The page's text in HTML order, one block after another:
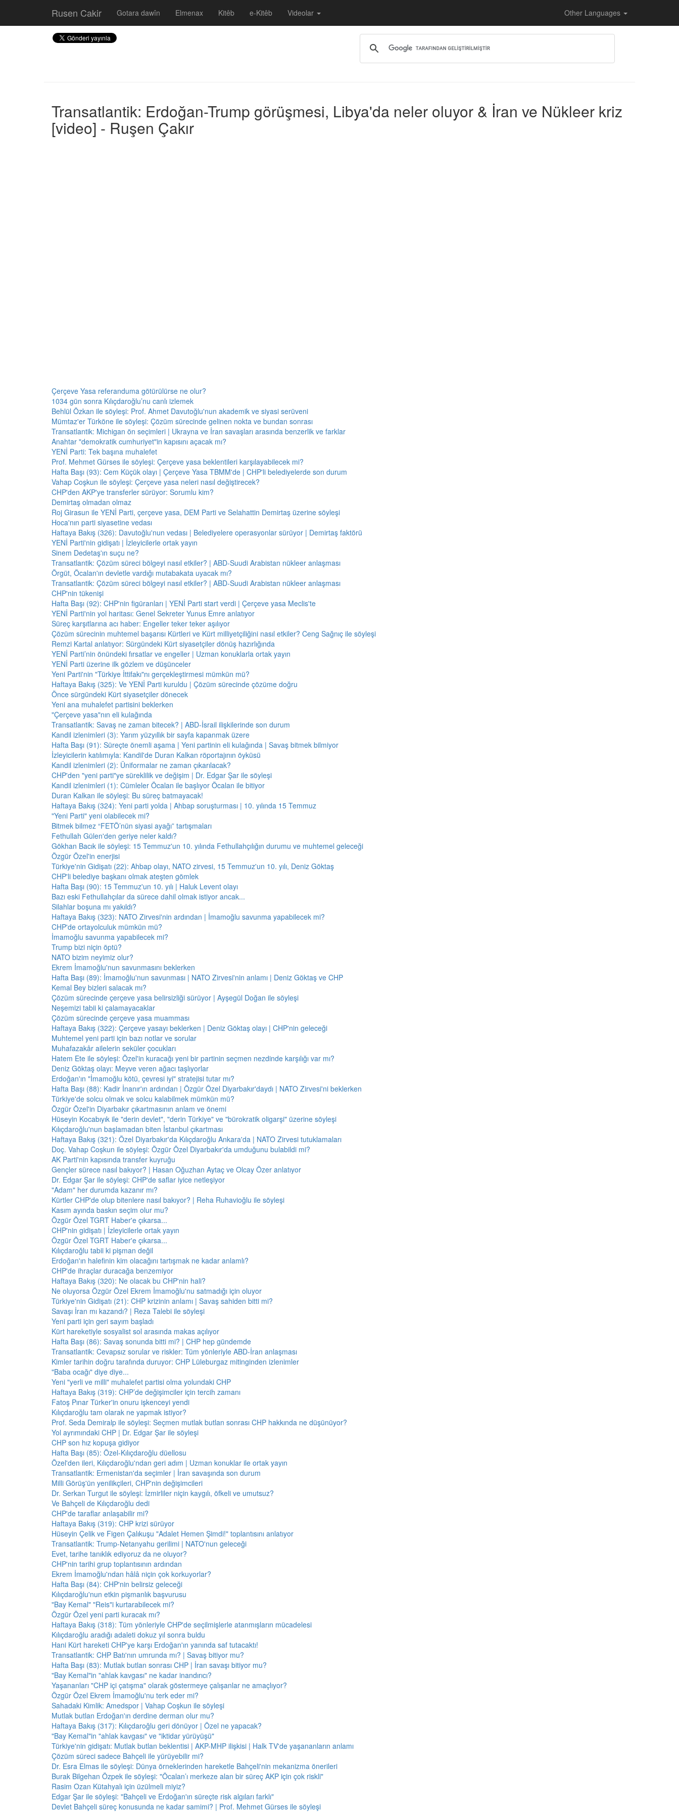
Rusen Cakir Gotara dawîn Elmenax Kitêb e-Kitêb Videolar Other Languages
Transatlantik: Erdoğan-Trump görüşmesi, Libya'da neler oluyor & İran ve Nükleer kriz
[video] - Ruşen Çakır
Çerçeve Yasa referanduma götürülürse ne olur?
1034 gün sonra Kılıçdaroğlu’nu canlı izlemek
Behlül Özkan ile söyleşi: Prof. Ahmet Davutoğlu'nun akademik ve siyasi serüveni
Mümtaz'er Türköne ile söyleşi: Çözüm sürecinde gelinen nokta ve bundan sonrası
Transatlantik: Michigan ön seçimleri | Ukrayna ve İran savaşları arasında benzerlik ve farklar
Anahtar "demokratik cumhuriyet"in kapısını açacak mı?
YENİ Parti: Tek başına muhalefet
Prof. Mehmet Gürses ile söyleşi: Çerçeve yasa beklentileri karşılayabilecek mi?
Hafta Başı (93): Cem Küçük olayı | Çerçeve Yasa TBMM'de | CHP'li belediyelerde son durum
Vahap Coşkun ile söyleşi: Çerçeve yasa neleri nasıl değiştirecek?
CHP'den AKP'ye transferler sürüyor: Sorumlu kim?
Demirtaş olmadan olmaz
Roj Girasun ile YENİ Parti, çerçeve yasa, DEM Parti ve Selahattin Demirtaş üzerine söyleşi
Hoca'nın parti siyasetine vedası
Haftaya Bakış (326): Davutoğlu'nun vedası | Belediyelere operasyonlar sürüyor | Demirtaş faktörü
YENİ Parti'nin gidişatı | İzleyicilerle ortak yayın
Sinem Dedetaş'ın suçu ne?
Transatlantik: Çözüm süreci bölgeyi nasıl etkiler? | ABD-Suudi Arabistan nükleer anlaşması
Örgüt, Öcalan'ın devletle vardığı mutabakata uyacak mı?
Transatlantik: Çözüm süreci bölgeyi nasıl etkiler? | ABD-Suudi Arabistan nükleer anlaşması
CHP'nin tükenişi
Hafta Başı (92): CHP'nin figüranları | YENİ Parti start verdi | Çerçeve yasa Meclis'te
YENİ Parti'nin yol haritası: Genel Sekreter Yunus Emre anlatıyor
Süreç karşıtlarına acı haber: Engeller teker teker aşılıyor
Çözüm sürecinin muhtemel başarısı Kürtleri ve Kürt milliyetçiliğini nasıl etkiler? Ceng Sağnıç ile söyleşi
Remzi Kartal anlatıyor: Sürgündeki Kürt siyasetçiler dönüş hazırlığında
YENİ Parti’nin önündeki fırsatlar ve engeller | Uzman konuklarla ortak yayın
YENİ Parti üzerine ilk gözlem ve düşünceler
Yeni Parti'nin "Türkiye İttifakı"nı gerçekleştirmesi mümkün mü?
Haftaya Bakış (325): Ve YENİ Parti kuruldu | Çözüm sürecinde çözüme doğru
Önce sürgündeki Kürt siyasetçiler dönecek
Yeni ana muhalefet partisini beklerken
"Çerçeve yasa"nın eli kulağında
Transatlantik: Savaş ne zaman bitecek? | ABD-İsrail ilişkilerinde son durum
Kandil izlenimleri (3): Yarım yüzyıllık bir sayfa kapanmak üzere
Hafta Başı (91): Süreçte önemli aşama | Yeni partinin eli kulağında | Savaş bitmek bilmiyor
İzleyicilerin katılımıyla: Kandil'de Duran Kalkan röportajının öyküsü
Kandil izlenimleri (2): Üniformalar ne zaman çıkarılacak?
CHP'den "yeni parti"ye süreklilik ve değişim | Dr. Edgar Şar ile söyleşi
Kandil izlenimleri (1): Cümleler Öcalan ile başlıyor Öcalan ile bitiyor
Duran Kalkan ile söyleşi: Bu süreç batmayacak!
Haftaya Bakış (324): Yeni parti yolda | Ahbap soruşturması | 10. yılında 15 Temmuz
"Yeni Parti" yeni olabilecek mi?
Bitmek bilmez “FETÖ’nün siyasi ayağı” tartışmaları
Fethullah Gülen'den geriye neler kaldı?
Gökhan Bacık ile söyleşi: 15 Temmuz'un 10. yılında Fethullahçılığın durumu ve muhtemel geleceği
Özgür Özel'in enerjisi
Türkiye'nin Gidişatı (22): Ahbap olayı, NATO zirvesi, 15 Temmuz'un 10. yılı, Deniz Göktaş
CHP'li belediye başkanı olmak ateşten gömlek
Hafta Başı (90): 15 Temmuz'un 10. yılı | Haluk Levent olayı
Bazı eski Fethullahçılar da sürece dahil olmak istiyor ancak...
Silahlar boşuna mı yakıldı?
Haftaya Bakış (323): NATO Zirvesi'nin ardından | İmamoğlu savunma yapabilecek mi?
CHP'de ortayolculuk mümkün mü?
İmamoğlu savunma yapabilecek mi?
Trump bizi niçin öptü?
NATO bizim neyimiz olur?
Ekrem İmamoğlu'nun savunmasını beklerken
Hafta Başı (89): İmamoğlu'nun savunması | NATO Zirvesi'nin anlamı | Deniz Göktaş ve CHP
Kemal Bey bizleri salacak mı?
Çözüm sürecinde çerçeve yasa belirsizliği sürüyor | Ayşegül Doğan ile söyleşi
Neşemizi tabii ki çalamayacaklar
Çözüm sürecinde çerçeve yasa muamması
Haftaya Bakış (322): Çerçeve yasayı beklerken | Deniz Göktaş olayı | CHP'nin geleceği
Muhtemel yeni parti için bazı notlar ve sorular
Muhafazakâr ailelerin seküler çocukları
Hatem Ete ile söyleşi: Özel'in kuracağı yeni bir partinin seçmen nezdinde karşılığı var mı?
Deniz Göktaş olayı: Meyve veren ağacı taşlıyorlar
Erdoğan'ın "İmamoğlu kötü, çevresi iyi" stratejisi tutar mı?
Hafta Başı (88): Kadir İnanır'ın ardından | Özgür Özel Diyarbakır'daydı | NATO Zirvesi'ni beklerken
Türkiye'de solcu olmak ve solcu kalabilmek mümkün mü?
Özgür Özel'in Diyarbakır çıkartmasının anlam ve önemi
Hüseyin Kocabıyık ile "derin devlet", "derin Türkiye" ve "bürokratik oligarşi" üzerine söyleşi
Kılıçdaroğlu'nun başlamadan biten İstanbul çıkartması
Haftaya Bakış (321): Özel Diyarbakır'da Kılıçdaroğlu Ankara'da | NATO Zirvesi tutuklamaları
Doç. Vahap Coşkun ile söyleşi: Özgür Özel Diyarbakır'da umduğunu bulabildi mi?
AK Parti'nin kapısında transfer kuyruğu
Gençler sürece nasıl bakıyor? | Hasan Oğuzhan Aytaç ve Olcay Özer anlatıyor
Dr. Edgar Şar ile söyleşi: CHP'de saflar iyice netleşiyor
"Adam" her durumda kazanır mı?
Kürtler CHP'de olup bitenlere nasıl bakıyor? | Reha Ruhavioğlu ile söyleşi
Kasım ayında baskın seçim olur mu?
Özgür Özel TGRT Haber'e çıkarsa...
CHP'nin gidişatı | İzleyicilerle ortak yayın
Özgür Özel TGRT Haber'e çıkarsa...
Kılıçdaroğlu tabii ki pişman değil
Erdoğan'ın halefinin kim olacağını tartışmak ne kadar anlamlı?
CHP'de ihraçlar duracağa benzemiyor
Haftaya Bakış (320): Ne olacak bu CHP'nin hali?
Ne oluyorsa Özgür Özel Ekrem İmamoğlu'nu satmadığı için oluyor
Türkiye'nin Gidişatı (21): CHP krizinin anlamı | Savaş sahiden bitti mi?
Savaşı İran mı kazandı? | Reza Talebi ile söyleşi
Yeni parti için geri sayım başladı
Kürt hareketiyle sosyalist sol arasında makas açılıyor
Hafta Başı (86): Savaş sonunda bitti mi? | CHP hep gündemde
Transatlantik: Cevapsız sorular ve riskler: Tüm yönleriyle ABD-İran anlaşması
Kimler tarihin doğru tarafında duruyor: CHP Lüleburgaz mitinginden izlenimler
"Baba ocağı" diye diye...
Yeni "yerli ve milli" muhalefet partisi olma yolundaki CHP
Haftaya Bakış (319): CHP’de değişimciler için tercih zamanı
Fatoş Pınar Türker'in onuru işkenceyi yendi
Kılıçdaroğlu tam olarak ne yapmak istiyor?
Prof. Seda Demiralp ile söyleşi: Seçmen mutlak butlan sonrası CHP hakkında ne düşünüyor?
Yol ayrımındaki CHP | Dr. Edgar Şar ile söyleşi
CHP son hız kopuşa gidiyor
Hafta Başı (85): Özel-Kılıçdaroğlu düellosu
Özel'den ileri, Kılıçdaroğlu'ndan geri adım | Uzman konuklar ile ortak yayın
Transatlantik: Ermenistan'da seçimler | İran savaşında son durum
Milli Görüş'ün yenilikçileri, CHP'nin değişimcileri
Dr. Serkan Turgut ile söyleşi: İzmirliler niçin kaygılı, öfkeli ve umutsuz?
Ve Bahçeli de Kılıçdaroğlu dedi
CHP'de taraflar anlaşabilir mi?
Haftaya Bakış (319): CHP krizi sürüyor
Hüseyin Çelik ve Figen Çalıkuşu "Adalet Hemen Şimdi!" toplantısını anlatıyor
Transatlantik: Trump-Netanyahu gerilimi | NATO'nun geleceği
Evet, tarihe tanıklık ediyoruz da ne oluyor?
CHP'nin tarihi grup toplantısının ardından
Ekrem İmamoğlu'ndan hâlâ niçin çok korkuyorlar?
Hafta Başı (84): CHP'nin belirsiz geleceği
Kılıçdaroğlu'nun etkin pişmanlık başvurusu
"Bay Kemal" "Reis"i kurtarabilecek mi?
Özgür Özel yeni parti kuracak mı?
Haftaya Bakış (318): Tüm yönleriyle CHP'de seçilmişlerle atanmışların mücadelesi
Kılıçdaroğlu aradığı adaleti dokuz yıl sonra buldu
Hani Kürt hareketi CHP'ye karşı Erdoğan'ın yanında saf tutacaktı!
Transatlantik: CHP Batı'nın umrunda mı? | Savaş bitiyor mu?
Hafta Başı (83): Mutlak butlan sonrası CHP | İran savaşı bitiyor mu?
"Bay Kemal"in "ahlak kavgası" ne kadar inandırıcı?
Yaşananları "CHP içi çatışma" olarak göstermeye çalışanlar ne amaçlıyor?
Özgür Özel Ekrem İmamoğlu'nu terk eder mi?
Sahadaki Kimlik: Amedspor | Vahap Coşkun ile söyleşi
Mutlak butlan Erdoğan'ın derdine derman olur mu?
Haftaya Bakış (317): Kılıçdaroğlu geri dönüyor | Özel ne yapacak?
"Bay Kemal"in "ahlak kavgası" ve "iktidar yürüyüşü"
Türkiye'nin gidişatı: Mutlak butlan beklentisi | AKP-MHP ilişkisi | Halk TV'de yaşananların anlamı
Çözüm süreci sadece Bahçeli ile yürüyebilir mi?
Dr. Esra Elmas ile söyleşi: Dünya örneklerinden hareketle Bahçeli'nin mekanizma önerileri
Burak Bilgehan Özpek ile söyleşi: "Öcalan’ı merkeze alan bir süreç AKP için çok riskli"
Rasim Ozan Kütahyalı için üzülmeli miyiz?
Edgar Şar ile söyleşi: "Bahçeli ve Erdoğan'ın süreçte risk algıları farklı"
Devlet Bahçeli süreç konusunda ne kadar samimi? | Prof. Mehmet Gürses ile söyleşi